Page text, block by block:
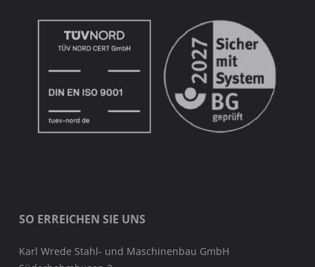
SO ERREICHEN SIE UNS
Karl Wrede Stahl- und Maschinenbau GmbH